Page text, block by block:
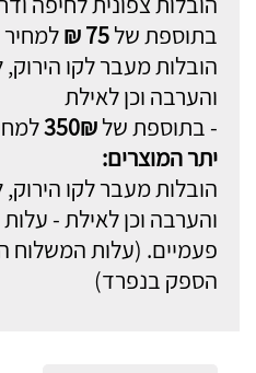
בתוספת של75 ₪
הובלות מעבר לקו
והערבה וכן לאילת
- בתוספת של350₪
יתר המוצרים:
הובלות מעבר לקו
והערבה וכן לאילת -
פעמיים. (עלות המשלוח
הספק בנפרד)